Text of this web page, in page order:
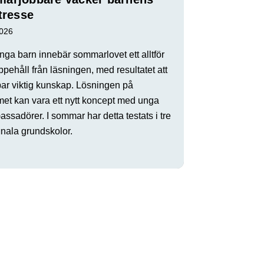
barn innebär sommarlovet ett alltför
från läsningen, med resultatet att
viktig kunskap. Lösningen på
kan vara ett nytt koncept med unga
I sommar har detta testats i tre
grundskolor.